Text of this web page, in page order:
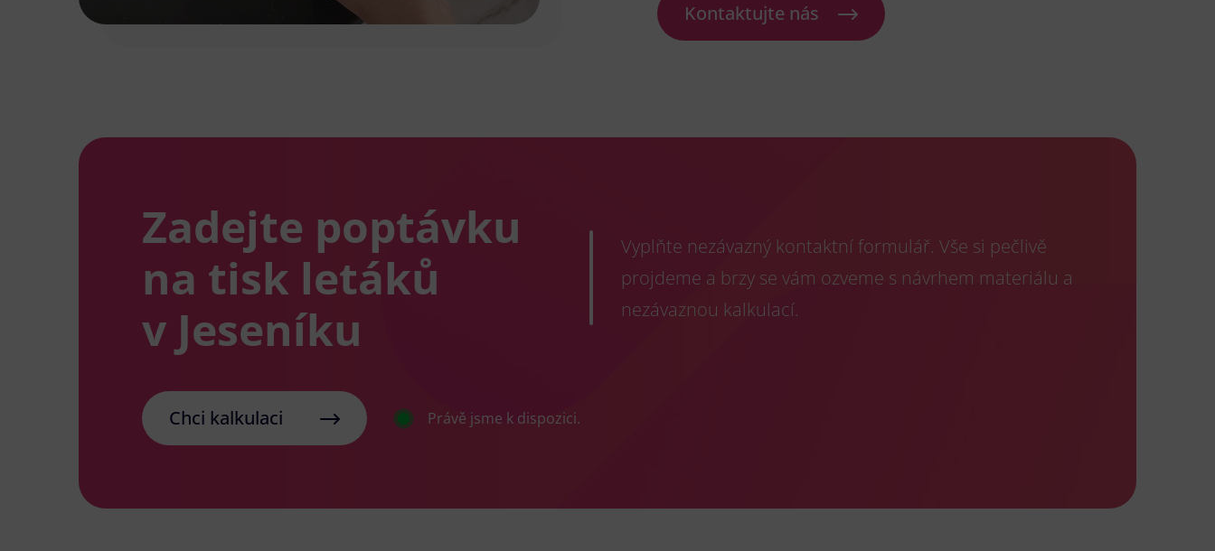
Kontaktujte nás
Zadejte poptávku
na tisk letáků
v Jeseníku
Vyplňte nezávazný kontaktní formulář. Vše si pečlivě
projdeme a brzy se vám ozveme s návrhem materiálu a
nezávaznou kalkulací.
Chci kalkulaci Právě jsme k dispozici.